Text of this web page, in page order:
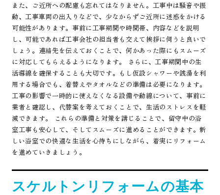
また、ご近所への配慮も忘れてはなりません。工事中は騒音や振
動、工事車両の出入りなどで、少なからずご近所に迷惑をかける
可能性があります。事前に工事期間や時間帯、内容などを説明
し、可能であれば工事会社の担当者も交えて挨拶に伺うと良いで
しょう。連絡先を伝えておくことで、何かあった際にもスムーズ
に対応してもらえるようになります。 さらに、工事期間中の生
活導線を確保することも大切です。もし仮設シャワーや銭湯を利
用する場合でも、着替えやタオルなどの準備は必要になります。
工事の影響で一時的に使えなくなる設備や動線について、事前に
業者と確認し、代替案を考えておくことで、生活のストレスを軽
減できます。 これらの準備と対策を講じることで、留守中の浴
室工事も安心して、そしてスムーズに進めることができます。新
しい浴室での快適な生活を心待ちにしながら、着実にリフォーム
を進めていきましょう。
スケルトンリフォームの基本